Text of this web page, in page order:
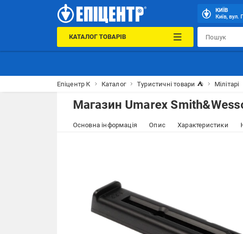
КИЇВ
Київ, вул.
КАТАЛОГ ТОВАРІВ
Епіцентр К Каталог Туристичні товари ⛺ Мілітарі
Магазин Umarex
Основна інформація Опис Характеристики